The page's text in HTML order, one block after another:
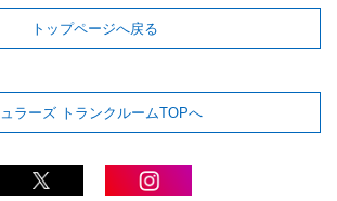
トップページへ戻る
ラーズ トランクルームTOPへ